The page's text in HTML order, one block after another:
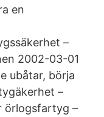
en
–
2002-03-01
ubåtar, börja
–
örlogsfartyg –